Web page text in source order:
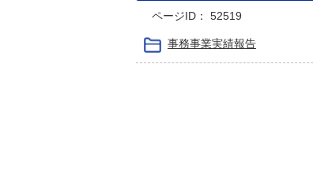
ページID： 52519
事務事業実績報告